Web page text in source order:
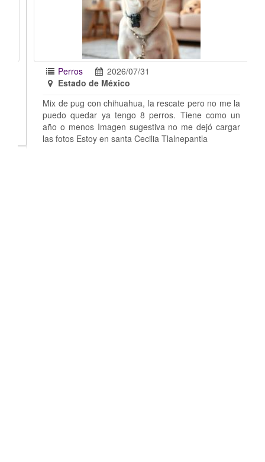
Perros
2026/07/31
Estado de México
Mix de pug con chihuahua, la rescate pero no me la
puedo quedar ya tengo 8 perros. Tiene como un
año o menos Imagen sugestiva no me dejó cargar
las fotos Estoy en santa Cecilia Tlalnepantla